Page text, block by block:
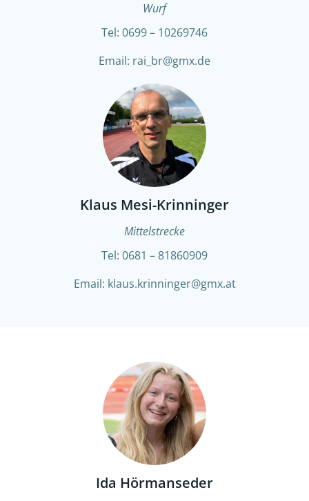
Wurf
Tel: 0699 – 10269746
Email: rai_br@gmx.de
Klaus Mesi-Krinninger
Mittelstrecke
Tel: 0681 – 81860909
Email: klaus.krinninger@gmx.at
Ida Hörmanseder